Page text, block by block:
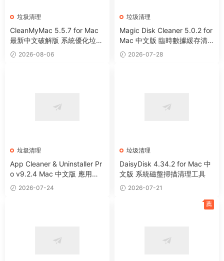
垃圾清理
CleanMyMac 5.5.7 for Mac
最新中文破解版 系統優化垃圾
清理工具
2026-08-06
垃圾清理
Magic Disk Cleaner 5.0.2 for
Mac 中文版 臨時數據緩存清
理工具
2026-07-28
垃圾清理
App Cleaner & Uninstaller Pr
o v9.2.4 Mac 中文版 應用程
序卸載清理工具
2026-07-24
垃圾清理
DaisyDisk 4.34.2 for Mac 中
文版 系統磁盤掃描清理工具
2026-07-21
薦